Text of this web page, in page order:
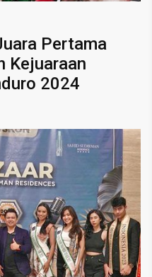
Pertama
Kejuaraan
2024